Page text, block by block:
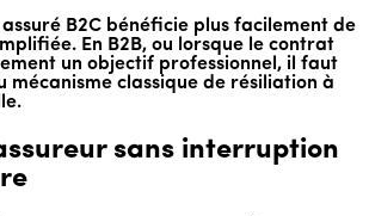
B2C bénéficie plus facilement de
En B2B, ou lorsque le contrat
un objectif professionnel, il faut
mécanisme classique de résiliation à
sans interruption